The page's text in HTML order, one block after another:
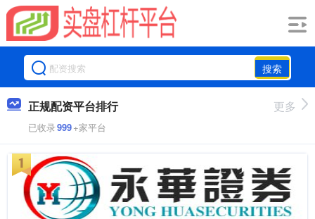
搜索
正规配资平台排行
已收录999+家平台
更多